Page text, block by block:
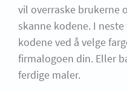
vil overraske brukerne
skanne kodene. I
kodene ved å velge
firmalogoen din. Eller
ferdige maler.